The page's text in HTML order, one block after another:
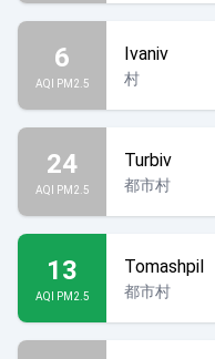
6
AQI PM2.5
Ivaniv
村
24
AQI PM2.5
Turbiv
都市村
13
AQI PM2.5
Tomashpil
都市村